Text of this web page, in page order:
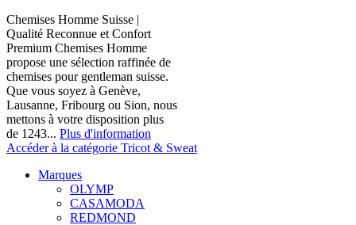
Chemises Homme Suisse |
Qualité Reconnue et Confort
Premium Chemises Homme
propose une sélection raffinée de
chemises pour gentleman suisse.
Que vous soyez à Genève,
Lausanne, Fribourg ou Sion, nous
mettons à votre disposition plus
de 1243... Plus d'information
Accéder à la catégorie Tricot & Sweat
Marques
OLYMP
CASAMODA
REDMOND